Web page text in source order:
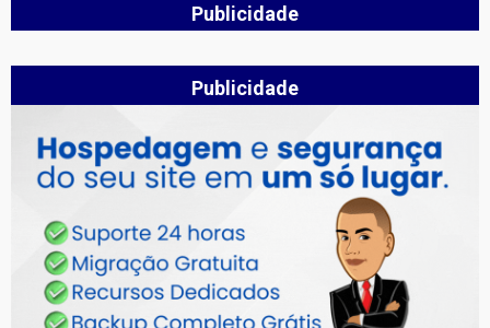
Publicidade
Publicidade